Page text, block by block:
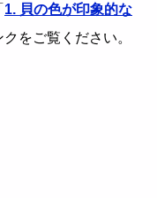
1. 貝の色が印象的な
をご覧ください。